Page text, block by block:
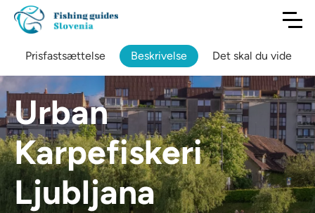
Urban
Karpefiskeri
Ljubljana
Prisfastsættelse Beskrivelse Det skal du vide